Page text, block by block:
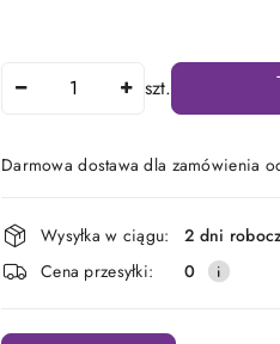
szt.
Darmowa dostawa dla zamówienia
Dostępność
i
dostawa
Wysyłka w ciągu:
2 dni
Cena przesyłki:
0